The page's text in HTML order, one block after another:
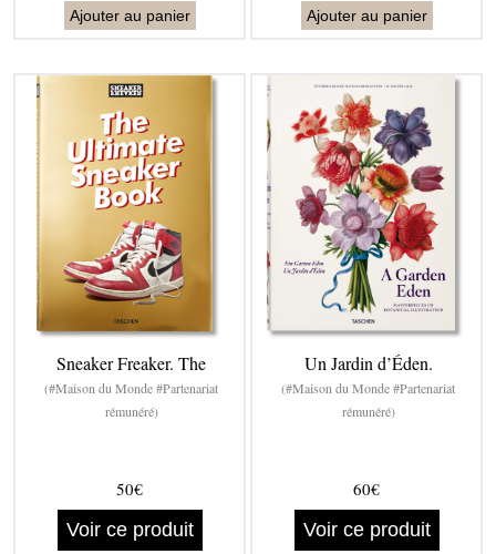
Ajouter au panier Ajouter au panier
Sneaker Freaker. The
(#Maison du Monde #Partenariat
rémunéré)
50€
Voir ce produit
Un Jardin d’Éden.
(#Maison du Monde #Partenariat
rémunéré)
60€
Voir ce produit